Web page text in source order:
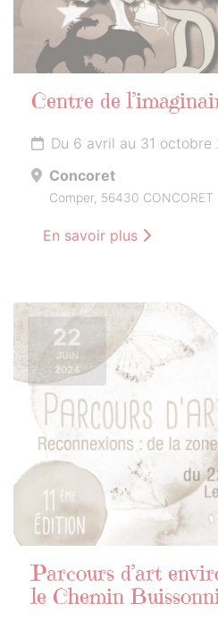
Centre de
Du 6 avril au 31 octobre
Concoret
Comper, 56430 CONCORET
En savoir plus
22
JUIN
2024
Parcours d’art
le Chemin